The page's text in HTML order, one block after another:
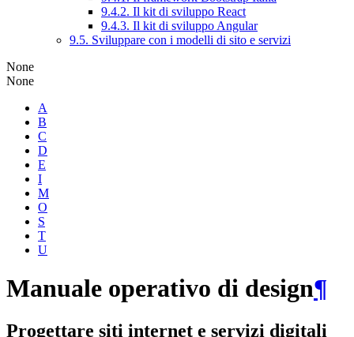
9.4.2. Il kit di sviluppo React
9.4.3. Il kit di sviluppo Angular
9.5. Sviluppare con i modelli di sito e servizi
None
None
A
B
C
D
E
I
M
O
S
T
U
Manuale operativo di design¶
Progettare siti internet e servizi digitali